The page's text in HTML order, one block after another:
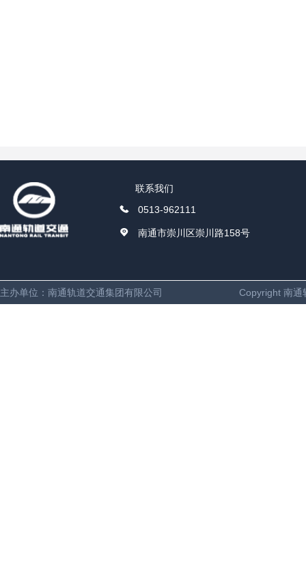
联系我们
0513-962111
南通市崇川区崇川路158号
主办单位：南通轨道交通集团有限公司 Copyright 南通